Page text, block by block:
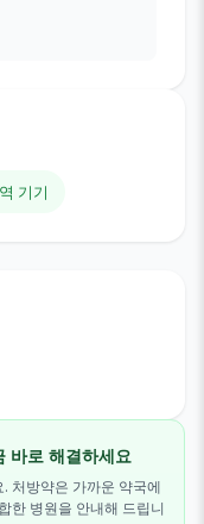
기기
바로 해결하세요
처방약은 가까운 약국에
한 병원을 안내해 드립니